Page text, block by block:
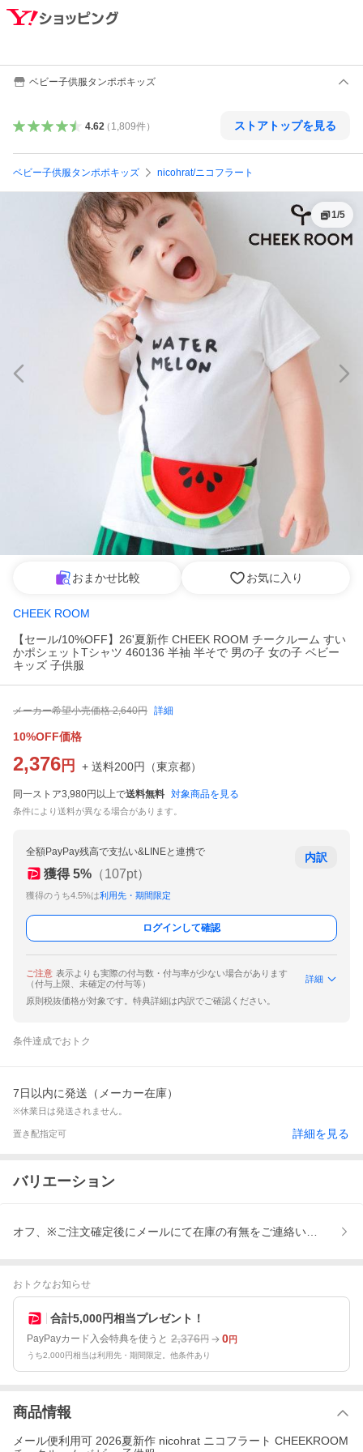
ベビー子供服タンポポキッズ
4.62（ 1,809件） ストアトップを見る
ベビー子供服タンポポキッズ nicohrat/ニコフラート
1/5
おまかせ比較 お気に入り
CHEEK ROOM
【セール/10%OFF】26'夏新作 CHEEK ROOM チークルーム すい
かポシェットTシャツ 460136 半袖 半そで 男の子 女の子 ベビー
キッズ 子供服
メーカー希望小売価格 2,640円 詳細
10%OFF価格
2,376 円 + 送料200円 （東京都）
同一ストア3,980円以上で送料無料 対象商品を見る
条件により送料が異なる場合があります。
全額PayPay残高で支払い&LINEと連携で
獲得 5% （107pt）
獲得のうち4.5%は利用先・期間限定
内訳
ログインして確認
ご注意 表示よりも実際の付与数・付与率が少ない場合があります
（付与上限、未確定の付与等）
詳細
原則税抜価格が対象です。特典詳細は内訳でご確認ください。
条件達成でおトク
7日以内に発送（メーカー在庫）
※休業日は発送されません。
置き配指定可 詳細を見る
バリエーション
オフ、※ご注文確定後にメールにて在庫の有無をご連絡いたします。
おトクなお知らせ
合計5,000円相当プレゼント！
PayPayカード入会特典を使うと 2,376円 0円
うち2,000円相当は利用先・期間限定。他条件あり
商品情報
メール便利用可 2026夏新作 nicohrat ニコフラート CHEEKROOM